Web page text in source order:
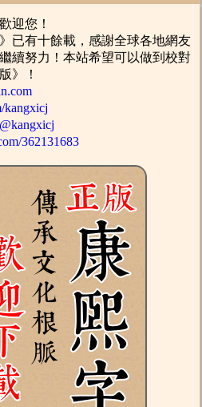
迎您！
有十餘載，感謝全球各地網友
續努力！本站希望可以做到校對
》！
kangxicj
362131683